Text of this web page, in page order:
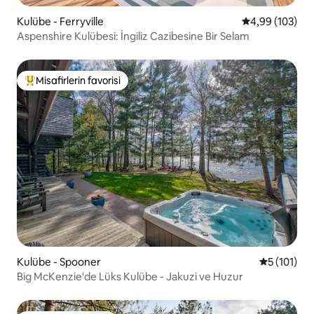
Kulübe - Ferryville 5 üzerinden
4,99 (103)
Aspenshire Kulübesi: İngiliz Cazibesine Bir Selam
Misafirlerin favorilerinden en beğenilenler arasında
Misafirlerin favorisi
Kulübe - Spooner 55 (101)
Big McKenzie'de Lüks Kulübe - Jakuzi ve Huzur